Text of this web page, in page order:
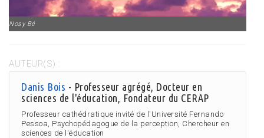
Nosy Bé
AUTEUR(S) :
Danis Bois - Professeur agrégé, Docteur en
sciences de l'éducation, Fondateur du CERAP
Professeur cathédratique invité de l'Université Fernando
Pessoa, Psychopédagogue de la perception, Chercheur en
sciences de l'éducation